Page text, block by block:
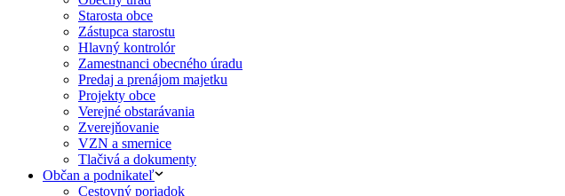
Starosta obce
Zástupca starostu
Hlavný kontrolór
Zamestnanci obecného úradu
Predaj a prenájom majetku
Projekty obce
Verejné obstarávania
Zverejňovanie
VZN a smernice
Tlačivá a dokumenty
Občan a podnikateľ
Cestovný poriadok